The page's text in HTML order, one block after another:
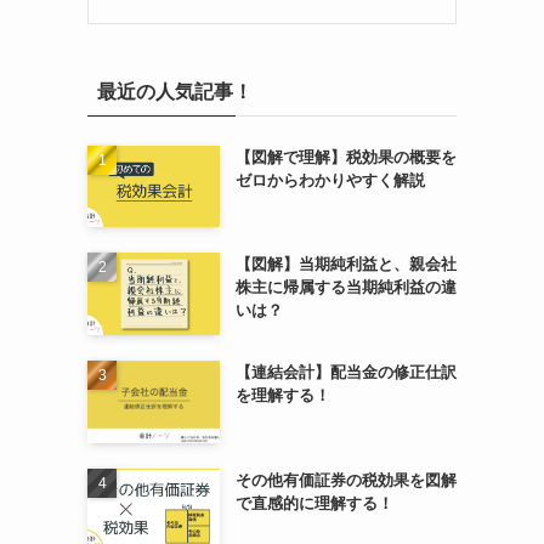
最近の人気記事！
【図解で理解】税効果の概要を
ゼロからわかりやすく解説
【図解】当期純利益と、親会社
株主に帰属する当期純利益の違
いは？
【連結会計】配当金の修正仕訳
を理解する！
その他有価証券の税効果を図解
で直感的に理解する！